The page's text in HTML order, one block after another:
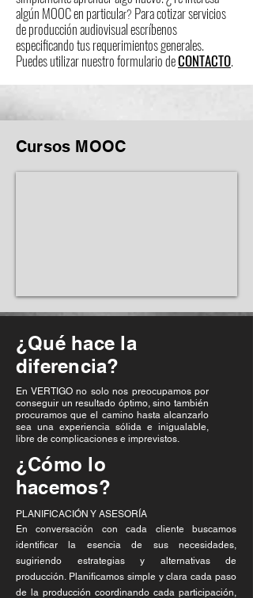
algún MOOC en particular? Para cotizar servicios
de producción audiovisual escríbenos
especificando tus requerimientos generales.
Puedes utilizar nuestro formulario deCONTACTO.
Cursos MOOC
¿Qué hace la
diferencia?
En VERTIGO no solo nos preocupamos por
conseguir un resultado óptimo, sino también
procuramos que el camino hasta alcanzarlo
sea una experiencia sólida e inigualable,
libre de complicaciones e imprevistos.
¿Cómo lo
hacemos?
PLANIFICACIÓN Y ASESORÍA
En conversación con cada cliente buscamos
identificar la esencia de sus necesidades,
sugiriendo estrategias y alternativas de
producción. Planificamos simple y clara cada paso
de la producción coordinando cada participación,